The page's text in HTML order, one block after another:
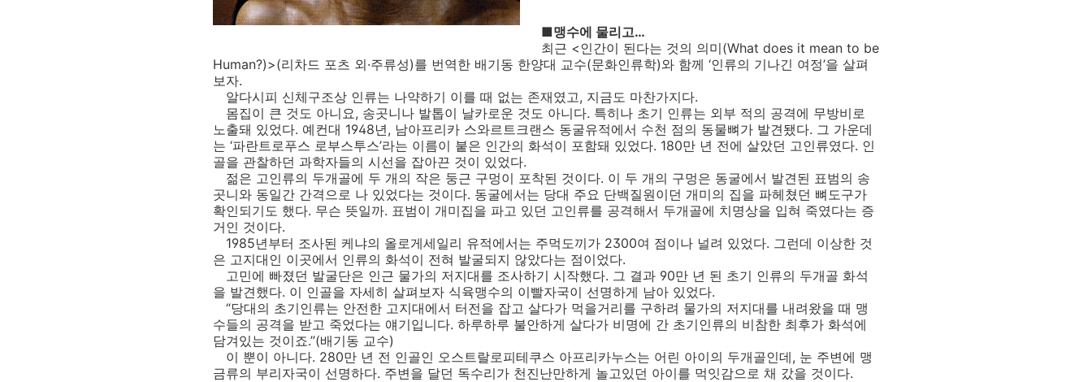
■맹수에 물리고…
최근 <인간이 된다는 것의 의미(What does it mean to be
Human?)>(리차드 포츠 외·주류성)를 번역한 배기동 한양대 교수(문화인류학)와 함께 ‘인류의 기나긴 여정’을 살펴
보자.
알다시피 신체구조상 인류는 나약하기 이를 때 없는 존재였고, 지금도 마찬가지다.
몸집이 큰 것도 아니요, 송곳니나 발톱이 날카로운 것도 아니다. 특히나 초기 인류는 외부 적의 공격에 무방비로
노출돼 있었다. 예컨대 1948년, 남아프리카 스와르트크랜스 동굴유적에서 수천 점의 동물뼈가 발견됐다. 그 가운데
는 ‘파란트로푸스 로부스투스’라는 이름이 붙은 인간의 화석이 포함돼 있었다. 180만 년 전에 살았던 고인류였다. 인
골을 관찰하던 과학자들의 시선을 잡아끈 것이 있었다.
젊은 고인류의 두개골에 두 개의 작은 둥근 구멍이 포착된 것이다. 이 두 개의 구멍은 동굴에서 발견된 표범의 송
곳니와 동일간 간격으로 나 있었다는 것이다. 동굴에서는 당대 주요 단백질원이던 개미의 집을 파헤쳤던 뼈도구가
확인되기도 했다. 무슨 뜻일까. 표범이 개미집을 파고 있던 고인류를 공격해서 두개골에 치명상을 입혀 죽였다는 증
거인 것이다.
1985년부터 조사된 케냐의 올로게세일리 유적에서는 주먹도끼가 2300여 점이나 널려 있었다. 그런데 이상한 것
은 고지대인 이곳에서 인류의 화석이 전혀 발굴되지 않았다는 점이었다.
고민에 빠졌던 발굴단은 인근 물가의 저지대를 조사하기 시작했다. 그 결과 90만 년 된 초기 인류의 두개골 화석
을 발견했다. 이 인골을 자세히 살펴보자 식육맹수의 이빨자국이 선명하게 남아 있었다.
“당대의 초기인류는 안전한 고지대에서 터전을 잡고 살다가 먹을거리를 구하려 물가의 저지대를 내려왔을 때 맹
수들의 공격을 받고 죽었다는 얘기입니다. 하루하루 불안하게 살다가 비명에 간 초기인류의 비참한 최후가 화석에
담겨있는 것이죠.”(배기동 교수)
이 뿐이 아니다. 280만 년 전 인골인 오스트랄로피테쿠스 아프리카누스는 어린 아이의 두개골인데, 눈 주변에 맹
금류의 부리자국이 선명하다. 주변을 달던 독수리가 천진난만하게 놀고있던 아이를 먹잇감으로 채 갔을 것이다.